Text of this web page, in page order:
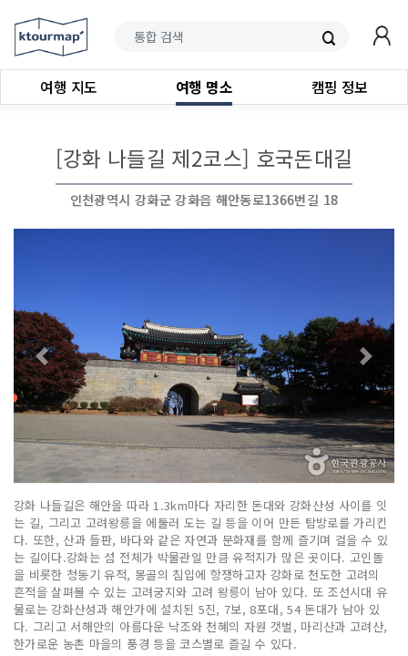
여행 지도 여행 명소 캠핑 정보
[강화 나들길 제2코스] 호국돈대길
인천광역시 강화군 강화읍 해안동로1366번길 18
강화 나들길은 해안을 따라 1.3km마다 자리한 돈대와 강화산성 사이를 잇
는 길, 그리고 고려왕릉을 에둘러 도는 길 등을 이어 만든 탐방로를 가리킨
다. 또한, 산과 들판, 바다와 같은 자연과 문화재를 함께 즐기며 걸을 수 있
는 길이다.강화는 섬 전체가 박물관일 만큼 유적지가 많은 곳이다. 고인돌
을 비롯한 청동기 유적, 몽골의 침입에 항쟁하고자 강화로 천도한 고려의
흔적을 살펴볼 수 있는 고려궁지와 고려 왕릉이 남아 있다. 또 조선시대 유
물로는 강화산성과 해안가에 설치된 5진, 7보, 8포대, 54 돈대가 남아 있
다. 그리고 서해안의 아름다운 낙조와 천혜의 자원 갯벌, 마리산과 고려산,
한가로운 농촌 마을의 풍경 등을 코스별로 즐길 수 있다.